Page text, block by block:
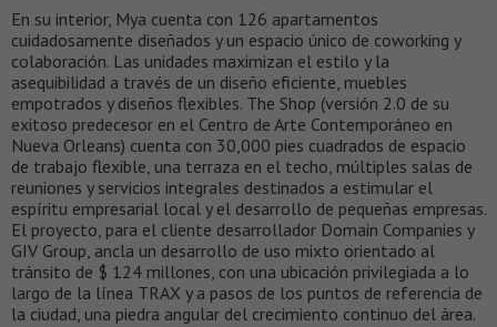
En su interior, Mya cuenta con 126 apartamentos
cuidadosamente diseñados y un espacio único de coworking y
colaboración. Las unidades maximizan el estilo y la
asequibilidad a través de un diseño eficiente, muebles
empotrados y diseños flexibles. The Shop (versión 2.0 de su
exitoso predecesor en el Centro de Arte Contemporáneo en
Nueva Orleans) cuenta con 30,000 pies cuadrados de espacio
de trabajo flexible, una terraza en el techo, múltiples salas de
reuniones y servicios integrales destinados a estimular el
espíritu empresarial local y el desarrollo de pequeñas empresas.
El proyecto, para el cliente desarrollador Domain Companies y
GIV Group, ancla un desarrollo de uso mixto orientado al
tránsito de $ 124 millones, con una ubicación privilegiada a lo
largo de la línea TRAX y a pasos de los puntos de referencia de
la ciudad, una piedra angular del crecimiento continuo del área.